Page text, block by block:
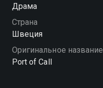
Драма
Страна
Швеция
Оригинальное название
Port of Call